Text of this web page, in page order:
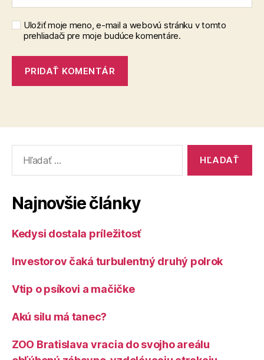
Uložiť moje meno, e-mail a webovú stránku v tomto
prehliadači pre moje budúce komentáre.
Najnovšie články
Kedysi dostala príležitosť
Investorov čaká turbulentný druhý polrok
Vtip o psíkovi a mačičke
Akú silu má tanec?
ZOO Bratislava vracia do svojho areálu